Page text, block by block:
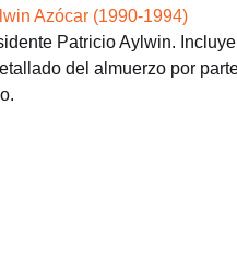
Azócar (1990-1994)
Patricio Aylwin.
del almuerzo por